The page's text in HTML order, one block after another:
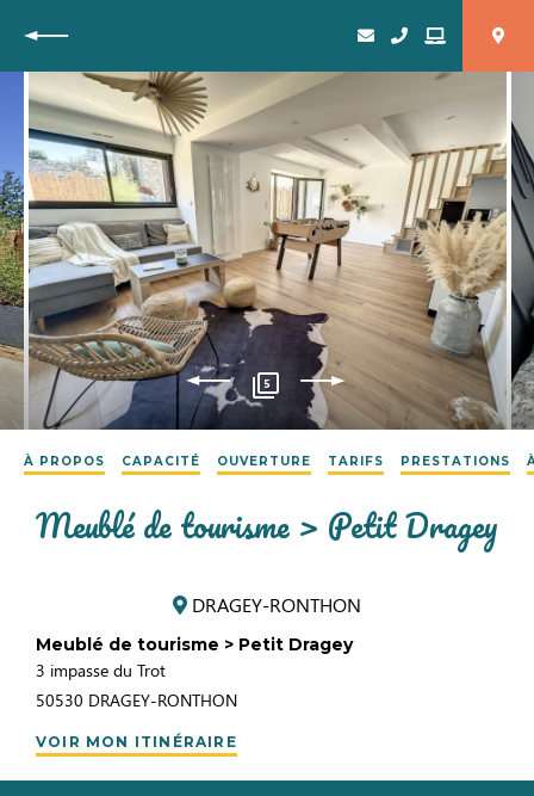
Retour
5
À PROPOS CAPACITÉ OUVERTURE TARIFS PRESTATIONS
Meublé de tourisme > Petit Dragey
DRAGEY-RONTHON
Meublé de tourisme > Petit Dragey
3 impasse du Trot
50530 DRAGEY-RONTHON
VOIR MON ITINÉRAIRE